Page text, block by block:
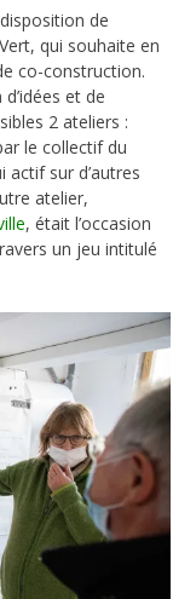
de
qui souhaite en
co-construction.
et de
2 ateliers :
le collectif du
sur d’autres
atelier,
, était l’occasion
un jeu intitulé